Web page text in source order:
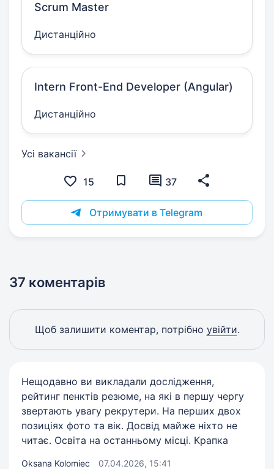
Scrum Master
Дистанційно
Intern Front-End Developer (Angular)
Дистанційно
Усі вакансії
15 37
Отримувати в Telegram
37 коментарів
Щоб залишити коментар, потрібно увійти.
Нещодавно ви викладали дослідження,
рейтинг пенктів резюме, на які в першу чергу
звертають увагу рекрутери. На перших двох
позиціях фото та вік. Досвід майже ніхто не
читає. Освіта на останньому місці. Крапка
Oksana Kolomiec 07.04.2026, 15:41